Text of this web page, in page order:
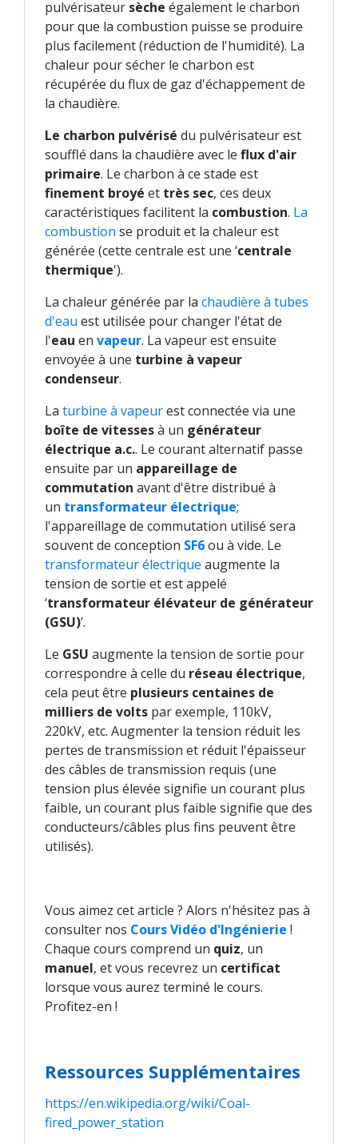
pulvérisateur sèche également le charbon
pour que la combustion puisse se produire
plus facilement (réduction de l'humidité). La
chaleur pour sécher le charbon est
récupérée du flux de gaz d'échappement de
la chaudière.
Le charbon pulvérisé du pulvérisateur est
soufflé dans la chaudière avec le flux d'air
primaire. Le charbon à ce stade est
finement broyé et très sec, ces deux
caractéristiques facilitent la combustion. La
combustion se produit et la chaleur est
générée (cette centrale est une ‘centrale
thermique').
La chaleur générée par la chaudière à tubes
d'eau est utilisée pour changer l'état de
l'eau en vapeur. La vapeur est ensuite
envoyée à une turbine à vapeur
condenseur.
La turbine à vapeurest connectée via une
boîte de vitessesà un générateur
électrique a.c.. Le courant alternatif passe
ensuite par un appareillage de
commutation avant d'être distribué à
un transformateur électrique;
l'appareillage de commutation utilisé sera
souvent de conception SF6ou à vide. Le
transformateur électrique augmente la
tension de sortie et est appelé
‘transformateur élévateur de générateur
(GSU)’.
Le GSU augmente la tension de sortie pour
correspondre à celle du réseau électrique,
cela peut être plusieurs centaines de
milliers de volts par exemple, 110kV,
220kV, etc. Augmenter la tension réduit les
pertes de transmission et réduit l'épaisseur
des câbles de transmission requis (une
tension plus élevée signifie un courant plus
faible, un courant plus faible signifie que des
conducteurs/câbles plus fins peuvent être
utilisés).
Vous aimez cet article ? Alors n'hésitez pas à
consulter nos Cours Vidéo d'Ingénierie !
Chaque cours comprend un quiz, un
manuel, et vous recevrez un certificat
lorsque vous aurez terminé le cours.
Profitez-en !
Ressources Supplémentaires
https://en.wikipedia.org/wiki/Coal-
fired_power_station